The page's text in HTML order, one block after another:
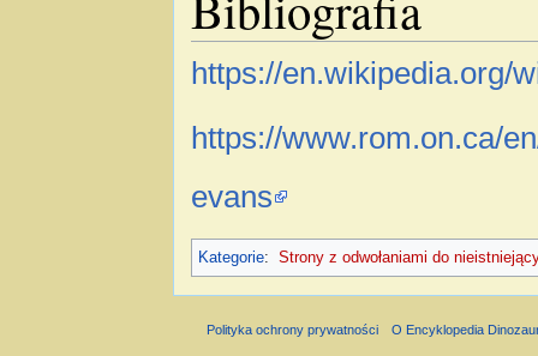
https://en.wikipedia.org/
https://www.rom.on.ca/
evans
Kategorie: Strony z odwołaniami do
Polityka ochrony prywatności O Encyklopedia